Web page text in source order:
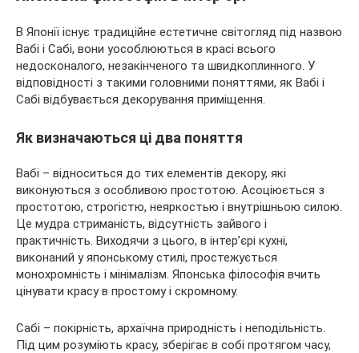
В Японії існує традиційне естетичне світогляд під назвою
Вабі і Сабі, вони уособлюються в красі всього
недосконалого, незакінченого та швидкоплинного. У
відповідності з такими головними поняттями, як Вабі і
Сабі відбувається декорування приміщення.
Як визначаються ці два поняття
Вабі – відноситься до тих елементів декору, які
виконуються з особливою простотою. Асоціюється з
простотою, строгістю, неяркостью і внутрішньою силою.
Це мудра стриманість, відсутність зайвого і
практичність. Виходячи з цього, в інтер’єрі кухні,
виконаний у японському стилі, простежується
монохромність і мінімалізм. Японська філософія вчить
цінувати красу в простому і скромному.
Сабі – покірність, архаїчна природність і неподільність.
Під цим розуміють красу, зберігає в собі протягом часу,